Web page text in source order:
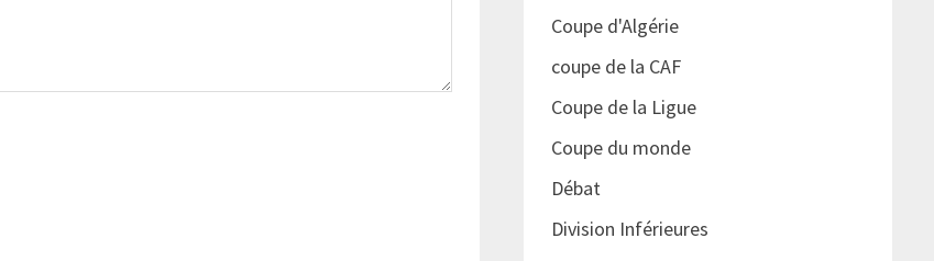
Coupe d'Algérie
coupe de la CAF
Coupe de la Ligue
Coupe du monde
Débat
Division Inférieures